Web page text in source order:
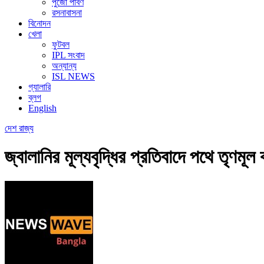
রসনাবাসনা
বিনোদন
খেলা
ফুটবল
IPL সংবাদ
অন্যান্য
ISL NEWS
গ্যালারি
ব্লগ
English
দেশরাজ্য
জ্বালানির মূল্যবৃদ্ধির প্রতিবাদে পথে তৃণমূল